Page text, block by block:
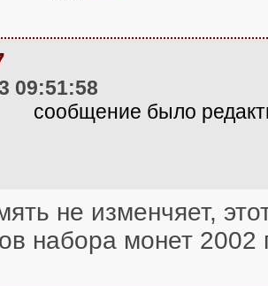
09:51:58
сообщение было
не изменчяет,
набора монет